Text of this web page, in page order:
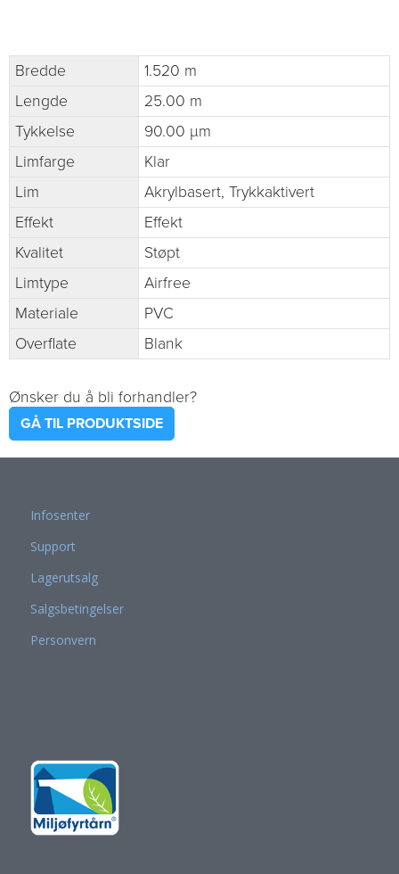
Bredde
1.520 m
Lengde
25.00 m
Tykkelse
90.00 µm
Limfarge
Klar
Lim
Akrylbasert, Trykkaktivert
Effekt
Effekt
Kvalitet
Støpt
Limtype
Airfree
Materiale
PVC
Overflate
Blank
Ønsker du å bli forhandler?
GÅ TIL PRODUKTSIDE
Infosenter
Support
Lagerutsalg
Salgsbetingelser
Personvern